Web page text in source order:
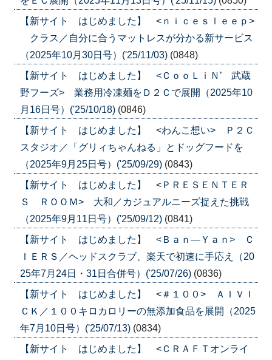
【新サイト はじめました】 <ｎｉｃｅｓｌｅｅｐ>
クラス／自分に合うマットレスが分かる新サービス
（2025年10月30日号）('25/11/03) (0848)
【新サイト はじめました】 <ＣｏｏＬｉＮ’ 武蔵
野フーズ> 業務用冷凍麺をＤ２Ｃで展開（2025年10
月16日号）('25/10/18) (0846)
【新サイト はじめました】 <わんこ想い> Ｐ２Ｃ
スタジオ／「グリィちゃんねる」とドッグフードを
（2025年9月25日号）('25/09/29) (0843)
【新サイト はじめました】 <ＰＲＥＳＥＮＴＥＲ
Ｓ ＲＯＯＭ> 大和／カジュアルニーズ捉えた挑戦
（2025年9月11日号）('25/09/12) (0841)
【新サイト はじめました】 <Ｂａｎ―Ｙａｎ> Ｃ
ＩＥＲＳ／ヘッドスクラブ、楽天で初速に手応え（20
25年7月24日・31日合併号）('25/07/26) (0836)
【新サイト はじめました】 <＃１００> ＡＩＶＩ
ＣＫ／１００キロカロリーの無添加食品を展開（2025
年7月10日号）('25/07/13) (0834)
【新サイト はじめました】 <ＣＲＡＦＴオンライ